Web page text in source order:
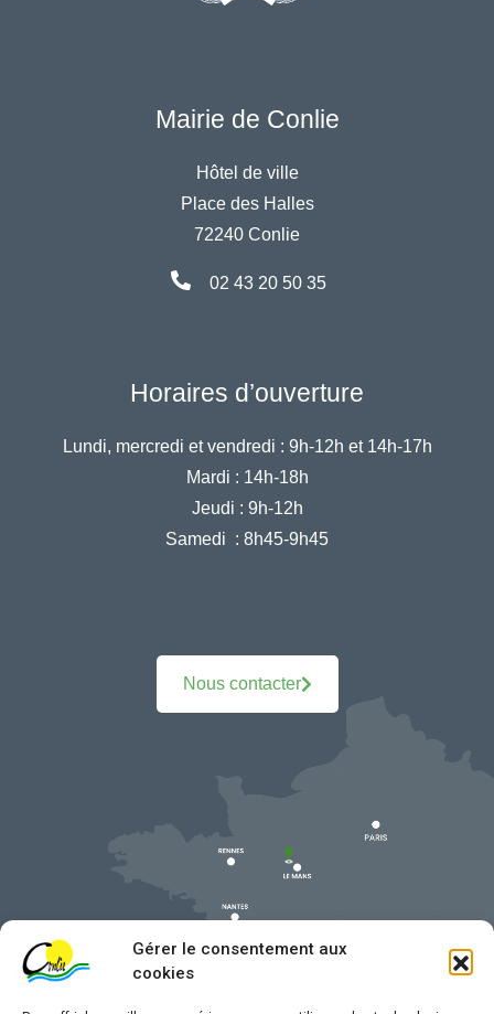
Gérer le consentement aux
cookies
Mairie de Conlie
Hôtel de ville
Place des Halles
72240 Conlie
02 43 20 50 35
Horaires d’ouverture
Lundi, mercredi et vendredi : 9h-12h et 14h-17h
Mardi : 14h-18h
Jeudi : 9h-12h
Samedi : 8h45-9h45
Nous contacter